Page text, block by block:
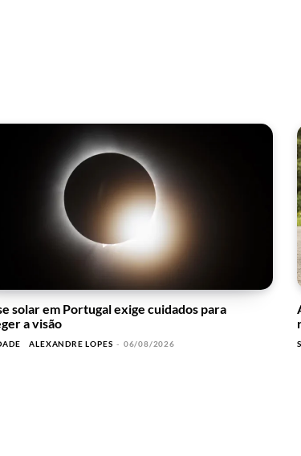
solar em Portugal exige cuidados para
a visão
ALEXANDRE LOPES - 06/08/2026